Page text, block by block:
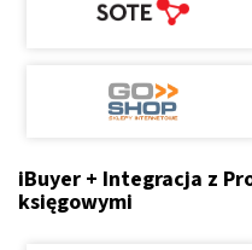
iBuyer + Integracja z
księgowymi